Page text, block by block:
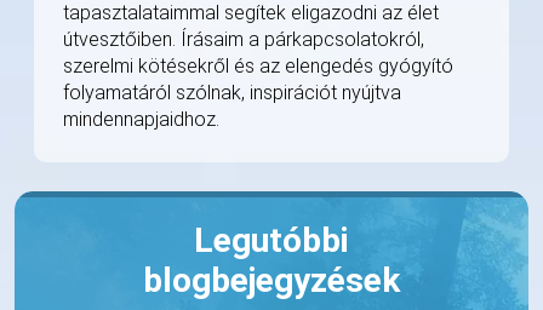
tapasztalataimmal segítek eligazodni az élet
útvesztőiben. Írásaim a párkapcsolatokról,
szerelmi kötésekről és az elengedés gyógyító
folyamatáról szólnak, inspirációt nyújtva
mindennapjaidhoz.
Legutóbbi
blogbejegyzések